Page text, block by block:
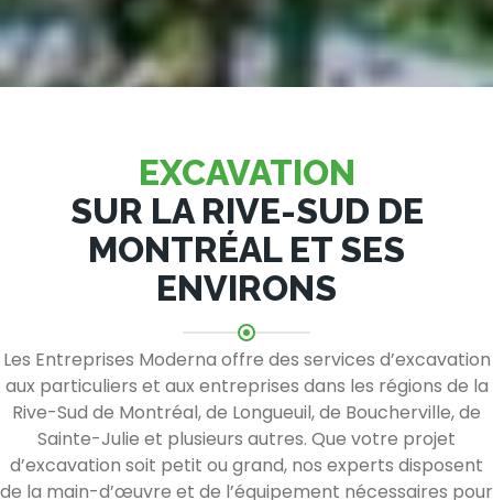
EXCAVATION
SUR LA RIVE-SUD DE
MONTRÉAL ET SES
ENVIRONS
Les Entreprises Moderna offre des services d’excavation
aux particuliers et aux entreprises dans les régions de la
Rive-Sud de Montréal, de Longueuil, de Boucherville, de
Sainte-Julie et plusieurs autres. Que votre projet
d’excavation soit petit ou grand, nos experts disposent
de la main-d’œuvre et de l’équipement nécessaires pour